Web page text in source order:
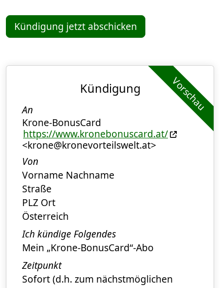
Kündigung jetzt abschicken
Vorschau
Kündigung
An
Krone-BonusCard
https://www.kronebonuscard.at/
<krone@kronevorteilswelt.at>
Von
Vorname Nachname
Straße
PLZ Ort
Österreich
Ich kündige Folgendes
Mein „Krone-BonusCard“-Abo
Zeitpunkt
Sofort (d.h. zum nächstmöglichen